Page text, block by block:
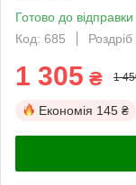
Готово до відправки
Код: 685
Роздріб
1 305 ₴ 1
Економія 145 ₴